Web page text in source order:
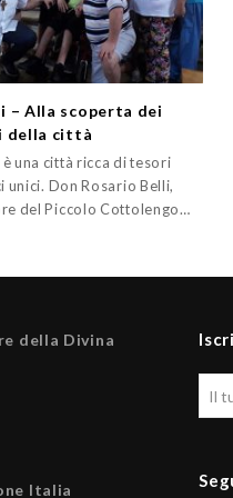
– Alla scoperta dei
della città
una città ricca di tesori
unici. Don Rosario Belli,
del Piccolo Cottolengo…
della Divina
Italia